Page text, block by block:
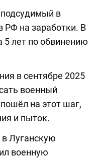
в
РФ на заработки. В
5 лет по обвинению
в сентябре 2025
военный
на этот шаг,
и пыток.
Луганскую
военную